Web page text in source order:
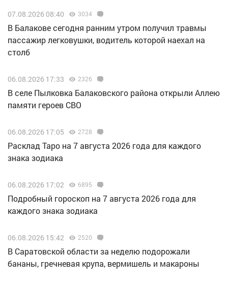
07.08.2026 08:40 3034
В Балакове сегодня ранним утром получил травмы
пассажир легковушки, водитель которой наехал на
столб
06.08.2026 17:33 2326
В селе Пылковка Балаковского района открыли Аллею
памяти героев СВО
06.08.2026 17:05 2728
Расклад Таро на 7 августа 2026 года для каждого
знака зодиака
06.08.2026 17:02 6895
Подробный гороскоп на 7 августа 2026 года для
каждого знака зодиака
06.08.2026 15:42 2520
В Саратовской области за неделю подорожали
бананы, гречневая крупа, вермишель и макароны